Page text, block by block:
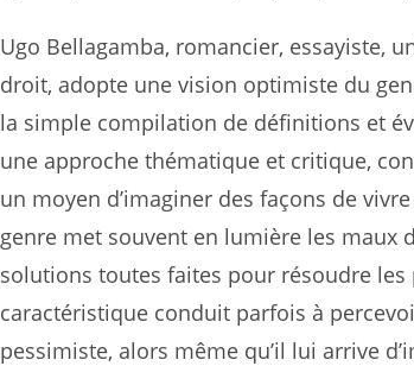
Ugo Bellagamba, romancier, essayiste,
droit, adopte une vision optimiste du
la simple com­pilation de définitions et
une appro­che thématique et critique,
un moyen d’imaginer des façons de
genre met souvent en lumière les maux
solutions toutes faites pour résoudre les
caractéristique conduit parfois à
pessimiste, alors même qu’il lui arrive